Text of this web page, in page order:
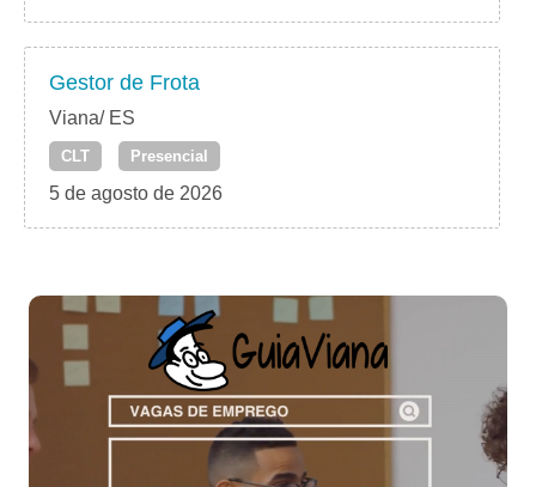
Gestor de Frota
Viana/ ES
CLT Presencial
5 de agosto de 2026